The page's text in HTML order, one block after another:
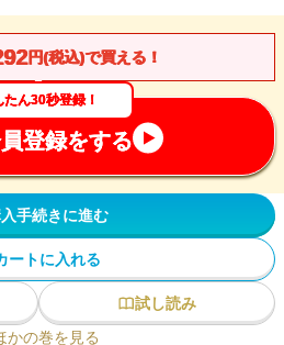
円(税込)で買える！
たん30秒登録！
登録をする
入手続きに進む
ートに入れる
試し読み
かの巻を見る